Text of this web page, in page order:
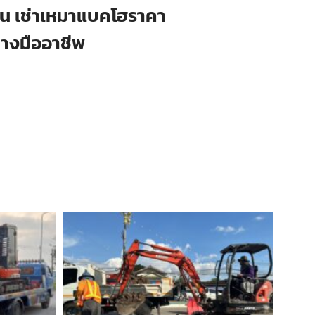
เช่าเหมาแบคโฮราคา
งมืออาชีพ